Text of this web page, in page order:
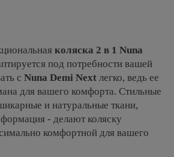
коляска 2 в 1 Nuna
под потребности вашей
с Nuna Demi Next легко, ведь ее
для вашего комфорта. Стильные
и натуральные ткани,
- делают коляску
комфортной для вашего